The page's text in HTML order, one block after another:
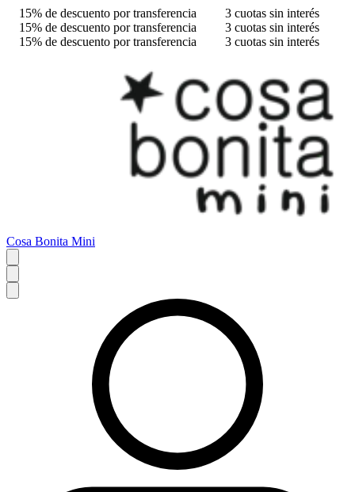
15% de descuento por transferencia
3 cuotas sin interés
15% de descuento por transferencia
3 cuotas sin interés
15% de descuento por transferencia
3 cuotas sin interés
Cosa Bonita Mini